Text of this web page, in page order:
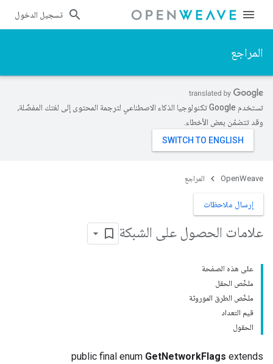
تسجيل الدخول
المراجع
تستخدم Google تكنولوجيا الذكاء الاصطناعي لترجمة المحتوى إلى لغتك المفضّلة،
وقد تتضمّن بعض الأخطاء.
OpenWeave المراجع
إرسال ملاحظات
علامات الحصول على الشبكة
على هذه الصفحة
ملخّص الحقل
ملخّص الطرق الموروثة
قيم التعداد
الحقول
public final enum GetNetworkFlags extends